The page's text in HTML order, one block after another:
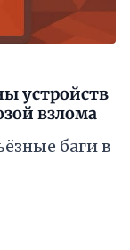
устройств
взлома
баги в